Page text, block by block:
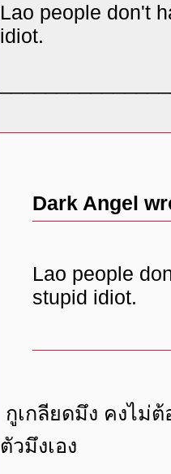
Lao people don't
idiot.
Dark Angel
Lao people
stupid idiot.
กูเกลียดมึง คงไม่
ตัวมึงเอง